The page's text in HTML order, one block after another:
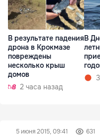
В результате падения
дрона в Крокмазе
повреждены
несколько крыш
домов
2 часа назад
В
5 июня 2015, 09:41 631